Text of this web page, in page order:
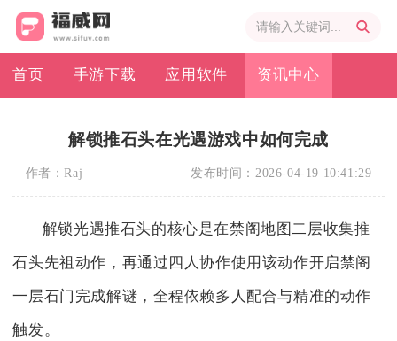
首页 手游下载 应用软件 资讯中心
解锁推石头在光遇游戏中如何完成
作者：Raj 发布时间： 2026-04-19 10:41:29
解锁光遇推石头的核心是在禁阁地图二层收集推
石头先祖动作，再通过四人协作使用该动作开启禁阁
一层石门完成解谜，全程依赖多人配合与精准的动作
触发。